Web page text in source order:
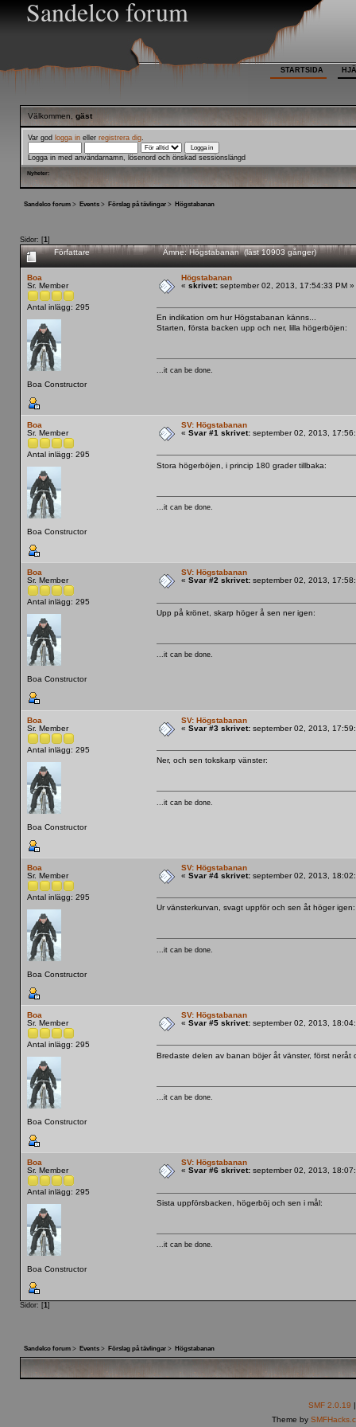
Sandelco forum
STARTSIDA
Välkommen, gäst
Var god logga ineller registrera dig.
Logga in med användarnamn, lösenord och önskad sessionslängd
Nyheter:
Sandelco forum> Events> Förslag på tävlingar> Högstabanan
Sidor: [1]
Författare Ämne: Högstabanan (läst 10903 gånger)
Boa
Sr. Member
Antal inlägg: 295
Boa Constructor
Högstabanan
« skrivet:september 02, 2013, 17:54:33 PM »
En indikation om hur Högstabanan känns...
Starten, första backen upp och ner, lilla högerböjen:
...it can be done.
Boa
Sr. Member
Antal inlägg: 295
Boa Constructor
SV: Högstabanan
« Svar #1 skrivet:september 02, 2013,
Stora högerböjen, i princip 180 grader tillbaka:
...it can be done.
Boa
Sr. Member
Antal inlägg: 295
Boa Constructor
SV: Högstabanan
« Svar #2 skrivet:september 02, 2013,
Upp på krönet, skarp höger å sen ner igen:
...it can be done.
Boa
Sr. Member
Antal inlägg: 295
Boa Constructor
SV: Högstabanan
« Svar #3 skrivet:september 02, 2013,
Ner, och sen tokskarp vänster:
...it can be done.
Boa
Sr. Member
Antal inlägg: 295
Boa Constructor
SV: Högstabanan
« Svar #4 skrivet:september 02, 2013,
Ur vänsterkurvan, svagt uppför och sen åt höger igen:
...it can be done.
Boa
Sr. Member
Antal inlägg: 295
Boa Constructor
SV: Högstabanan
« Svar #5 skrivet:september 02, 2013,
Bredaste delen av banan böjer åt vänster, först neråt
...it can be done.
Boa
Sr. Member
Antal inlägg: 295
Boa Constructor
SV: Högstabanan
« Svar #6 skrivet:september 02, 2013,
Sista uppförsbacken, högerböj och sen i mål:
...it can be done.
Sidor: [1 ]
Sandelco forum> Events> Förslag på tävlingar> Högstabanan
SMF 2.0.19
Theme by